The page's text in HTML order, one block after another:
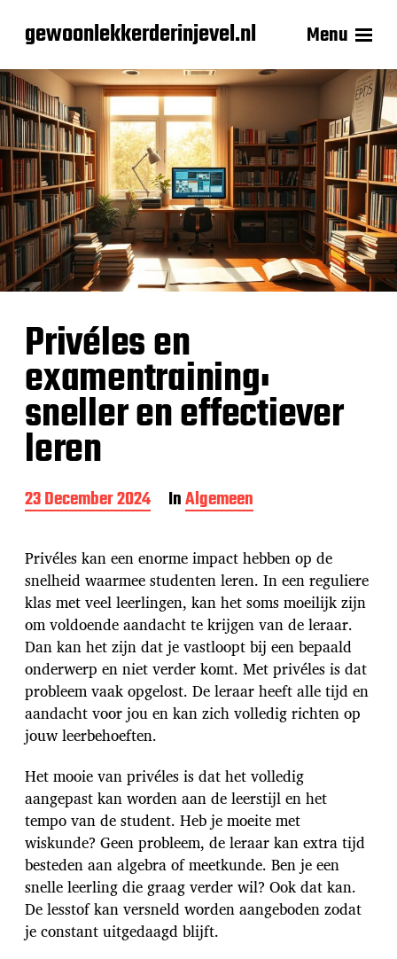
gewoonlekkerderinjevel.nl Menu
Privéles en
examentraining:
sneller en effectiever
leren
P
o
t
d
a
t
e
23 December 2024 InAlgemeen
Privéles kan een enorme impact hebben op de
snelheid waarmee studenten leren. In een reguliere
klas met veel leerlingen, kan het soms moeilijk zijn
om voldoende aandacht te krijgen van de leraar.
Dan kan het zijn dat je vastloopt bij een bepaald
onderwerp en niet verder komt. Met privéles is dat
probleem vaak opgelost. De leraar heeft alle tijd en
aandacht voor jou en kan zich volledig richten op
jouw leerbehoeften.
Het mooie van privéles is dat het volledig
aangepast kan worden aan de leerstijl en het
tempo van de student. Heb je moeite met
wiskunde? Geen probleem, de leraar kan extra tijd
besteden aan algebra of meetkunde. Ben je een
snelle leerling die graag verder wil? Ook dat kan.
De lesstof kan versneld worden aangeboden zodat
je constant uitgedaagd blijft.